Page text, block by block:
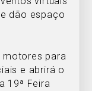
dão espaço
motores para
e abrirá o
19ª Feira